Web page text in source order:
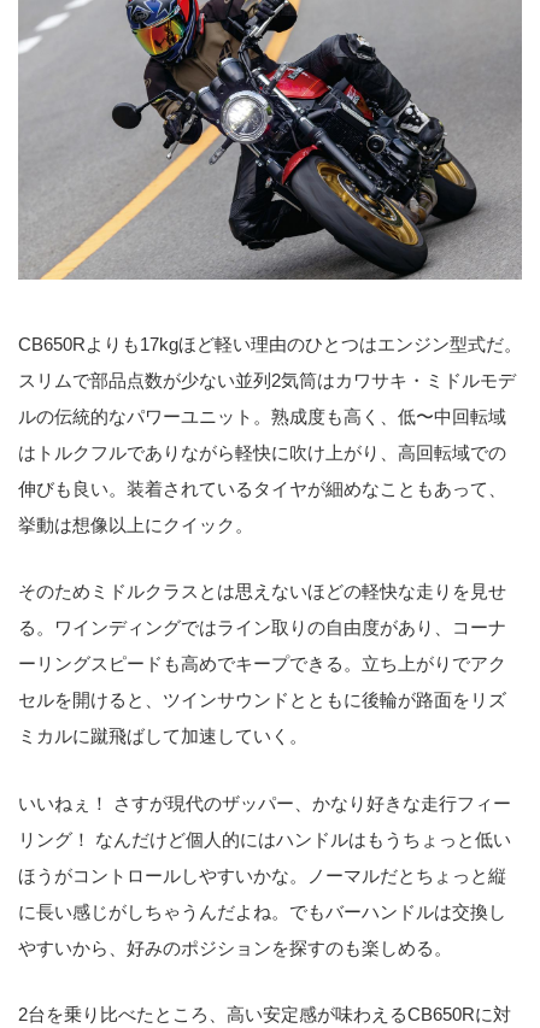
CB650Rよりも17kgほど軽い理由のひとつはエンジン型式だ。
スリムで部品点数が少ない並列2気筒はカワサキ・ミドルモデ
ルの伝統的なパワーユニット。熟成度も高く、低〜中回転域
はトルクフルでありながら軽快に吹け上がり、高回転域での
伸びも良い。装着されているタイヤが細めなこともあって、
挙動は想像以上にクイック。
そのためミドルクラスとは思えないほどの軽快な走りを見せ
る。ワインディングではライン取りの自由度があり、コーナ
ーリングスピードも高めでキープできる。立ち上がりでアク
セルを開けると、ツインサウンドとともに後輪が路面をリズ
ミカルに蹴飛ばして加速していく。
いいねぇ！ さすが現代のザッパー、かなり好きな走行フィー
リング！ なんだけど個人的にはハンドルはもうちょっと低い
ほうがコントロールしやすいかな。ノーマルだとちょっと縦
に長い感じがしちゃうんだよね。でもバーハンドルは交換し
やすいから、好みのポジションを探すのも楽しめる。
2台を乗り比べたところ、高い安定感が味わえるCB650Rに対